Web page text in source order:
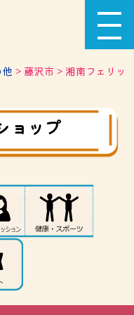
> 藤沢市 > 湘南フェリッ
ョップ